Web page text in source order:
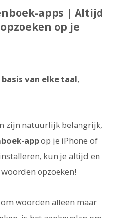
apps | Altijd
op je
van elke taal,
zijn natuurlijk belangrijk,
appop je iPhone of
kun je altijd en
opzoeken!
woorden alleen maar